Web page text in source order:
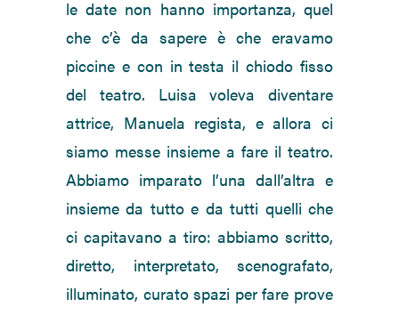
le date non hanno importanza, quel
che c’è da sapere è che eravamo
piccine e con in testa il chiodo fisso
del teatro. Luisa voleva diventare
attrice, Manuela regista, e allora ci
siamo messe insieme a fare il teatro.
Abbiamo imparato l’una dall’altra e
insieme da tutto e da tutti quelli che
ci capitavano a tiro: abbiamo scritto,
diretto, interpretato, scenografato,
illuminato, curato spazi per fare prove